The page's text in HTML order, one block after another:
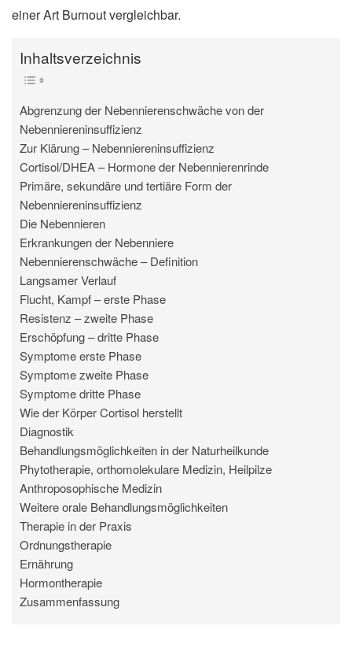
einer Art Burnout vergleichbar.
Inhaltsverzeichnis
Abgrenzung der Nebennierenschwäche von der
Nebenniereninsuffizienz
Zur Klärung – Nebenniereninsuffizienz
Cortisol/DHEA – Hormone der Nebennierenrinde
Primäre, sekundäre und tertiäre Form der
Nebenniereninsuffizienz
Die Nebennieren
Erkrankungen der Nebenniere
Nebennierenschwäche – Definition
Langsamer Verlauf
Flucht, Kampf – erste Phase
Resistenz – zweite Phase
Erschöpfung – dritte Phase
Symptome erste Phase
Symptome zweite Phase
Symptome dritte Phase
Wie der Körper Cortisol herstellt
Diagnostik
Behandlungsmöglichkeiten in der Naturheilkunde
Phytotherapie, orthomolekulare Medizin, Heilpilze
Anthroposophische Medizin
Weitere orale Behandlungsmöglichkeiten
Therapie in der Praxis
Ordnungstherapie
Ernährung
Hormontherapie
Zusammenfassung